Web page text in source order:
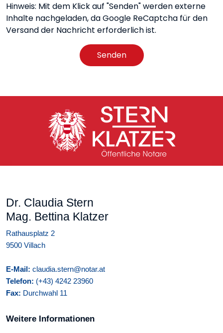
Hinweis: Mit dem Klick auf "Senden" werden externe
Inhalte nachgeladen, da Google ReCaptcha für den
Versand der Nachricht erforderlich ist.
Senden
Dr. Claudia Stern
Mag. Bettina Klatzer
Rathausplatz 2
9500 Villach
E-Mail: claudia.stern@notar.at
Telefon: (+43) 4242 23960
Fax: Durchwahl 11
Weitere Informationen